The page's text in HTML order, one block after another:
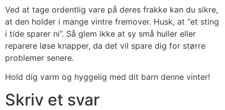
Ved at tage ordentlig vare på deres frakke kan du sikre,
at den holder i mange vintre fremover. Husk, at “et sting
i tide sparer ni”. Så glem ikke at sy små huller eller
reparere løse knapper, da det vil spare dig for større
problemer senere.
Hold dig varm og hyggelig med dit barn denne vinter!
Skriv et svar